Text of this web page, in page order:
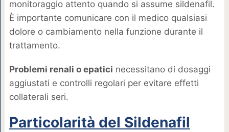
monitoraggio attento quando si assume sildenafil.
È importante comunicare con il medico qualsiasi
dolore o cambiamento nella funzione durante il
trattamento.
Problemi renali o epatici necessitano di dosaggi
aggiustati e controlli regolari per evitare effetti
collaterali seri.
Particolarità del Sildenafil